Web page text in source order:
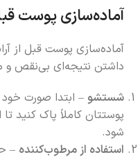
آماده‌سازی پوست
آماده‌سازی پوست قبل از
داشتن نتیجه‌ای بی‌نقص و
شستشو – ابتدا صورت
پوستتان کاملاً پاک کنید تا
شود.
استفاده از مرطوب‌کننده –